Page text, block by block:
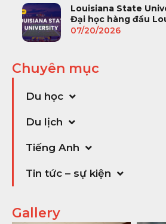
Louisiana State
Đại học hàng đầu
07/20/2026
Chuyên mục
Du học
Du lịch
Tiếng Anh
Tin tức – sự kiện
Gallery